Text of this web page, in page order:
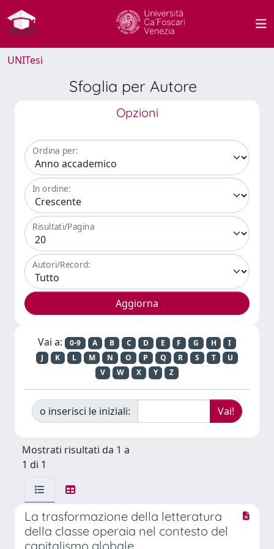
UNITesi
Sfoglia per Autore
Opzioni
Ordina per:
In ordine:
Risultati/Pagina
Autori/Record:
Vai a: 0-9 A B C D E F G H
I
J
K L M N O P Q R S T
U
V
W X Y Z
o inserisci le iniziali:
Mostrati risultati da 1 a
1 di 1
La trasformazione della letteratura
della classe operaia nel contesto del
capitalismo globale